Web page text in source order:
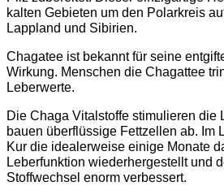
kalten Gebieten um den Polarkreis
Lappland und Sibirien.
Chagatee ist bekannt für seine
Wirkung. Menschen die Chagattee
Leberwerte.
Die Chaga Vitalstoffe stimulieren die
bauen überflüssige Fettzellen ab. Im
Kur die idealerweise einige Monate
Leberfunktion wiederhergestellt und
Stoffwechsel enorm verbessert.